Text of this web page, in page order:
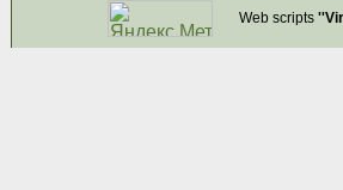
Web scripts